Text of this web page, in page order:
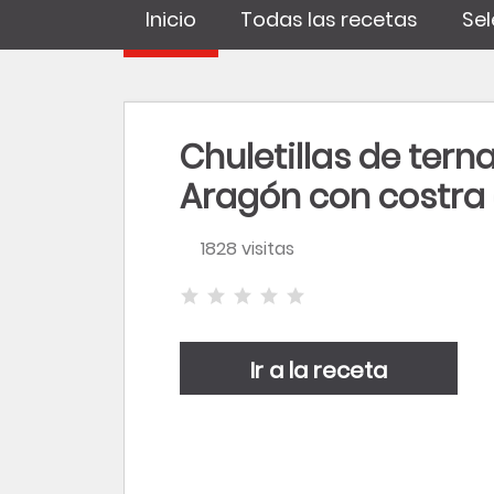
Inicio Todas las recetas
Chuletillas de
Aragón con costra
pistachos y naranja
1828 visitas
Ir a la receta